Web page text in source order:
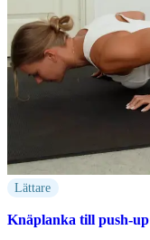
Lättare
Knäplanka till push-up